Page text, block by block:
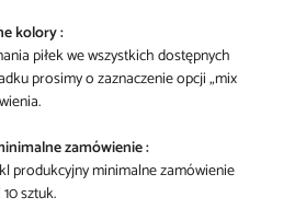
kolory :
piłek we wszystkich dostępnych
prosimy o zaznaczenie opcji „mix
zamówienie :
produkcyjny minimalne zamówienie
sztuk.